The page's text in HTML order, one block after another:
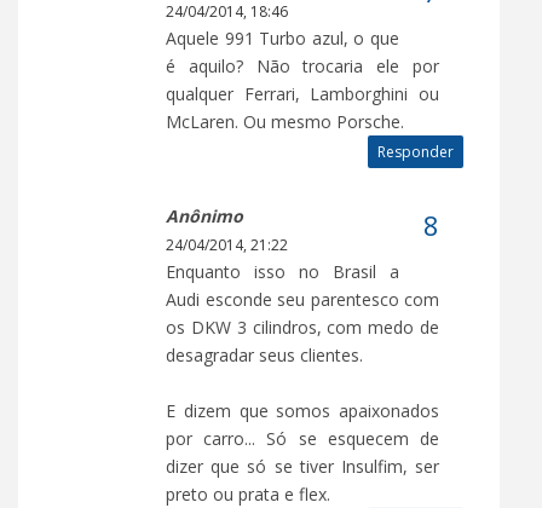
24/04/2014, 18:46
Aquele 991 Turbo azul, o que
é aquilo? Não trocaria ele por
qualquer Ferrari, Lamborghini ou
McLaren. Ou mesmo Porsche.
Responder
Anônimo
24/04/2014, 21:22
Enquanto isso no Brasil a
Audi esconde seu parentesco com
os DKW 3 cilindros, com medo de
desagradar seus clientes.
E dizem que somos apaixonados
por carro... Só se esquecem de
dizer que só se tiver Insulfim, ser
preto ou prata e flex.